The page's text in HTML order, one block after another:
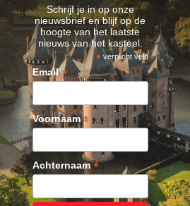
Schrijf je in op onze
nieuwsbrief en blijf op de
hoogte van het laatste
nieuws van het kasteel.
* verplicht veld
Email*
Voornaam*
Achternaam*